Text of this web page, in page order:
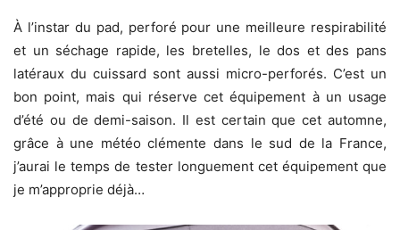
À l’instar du pad, perforé pour une meilleure respirabilité
et un séchage rapide, les bretelles, le dos et des pans
latéraux du cuissard sont aussi micro-perforés. C’est un
bon point, mais qui réserve cet équipement à un usage
d’été ou de demi-saison. Il est certain que cet automne,
grâce à une météo clémente dans le sud de la France,
j’aurai le temps de tester longuement cet équipement que
je m’approprie déjà…